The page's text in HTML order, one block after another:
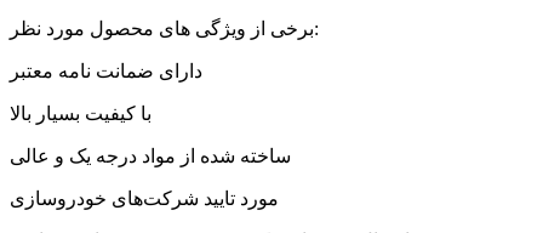
برخی از ویژگی های محصول مورد نظر:
دارای ضمانت نامه معتبر
با کیفیت بسیار بالا
ساخته شده از مواد درجه یک و عالی
مورد تایید شرکت‌های خودروسازی